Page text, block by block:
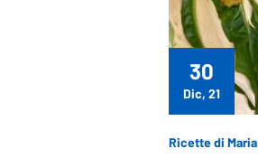
30
Dic, 21
Ricette di Maria